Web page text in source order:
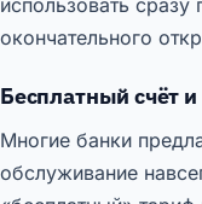
использовать
окончательного
Бесплатный счёт
Многие банки
обслуживание